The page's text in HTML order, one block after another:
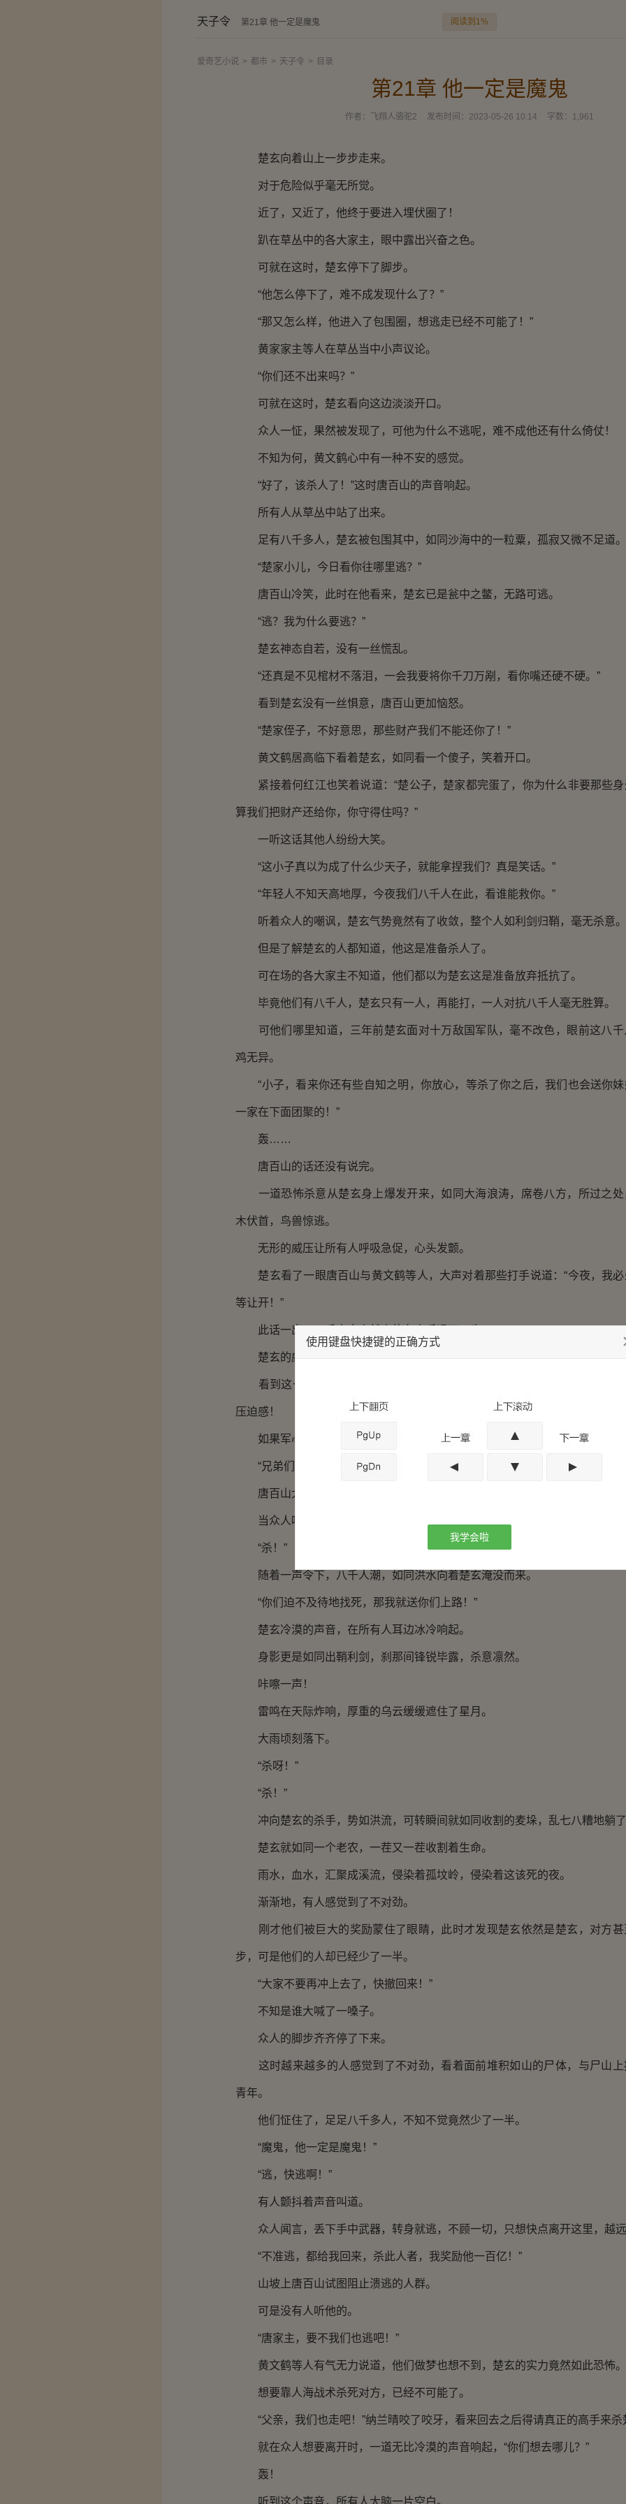
天子令 第21章 他一定是魔鬼 阅读到1%
爱奇艺小说 > 都市 > 天子令 > 目录
第21章 他一定是魔鬼
作者： 飞翔人骆驼2 发布时间： 2023-05-26 10:14 字数： 1,961
楚玄向着山上一步步走来。
对于危险似乎毫无所觉。
近了，又近了，他终于要进入埋伏圈了！
趴在草丛中的各大家主，眼中露出兴奋之色。
可就在这时，楚玄停下了脚步。
“他怎么停下了，难不成发现什么了？”
“那又怎么样，他进入了包围圈，想逃走已经不可能了！”
黄家家主等人在草丛当中小声议论。
“你们还不出来吗？”
可就在这时，楚玄看向这边淡淡开口。
众人一怔，果然被发现了，可他为什么不逃呢，难不成他还有什么倚仗！
不知为何，黄文鹤心中有一种不安的感觉。
“好了，该杀人了！”这时唐百山的声音响起。
所有人从草丛中站了出来。
足有八千多人，楚玄被包围其中，如同沙海中的一粒粟，孤寂又微不足道。
“楚家小儿，今日看你往哪里逃？”
唐百山冷笑，此时在他看来，楚玄已是瓮中之鳖，无路可逃。
“逃？我为什么要逃？”
楚玄神态自若，没有一丝慌乱。
“还真是不见棺材不落泪，一会我要将你千刀万剐，看你嘴还硬不硬。”
看到楚玄没有一丝惧意，唐百山更加恼怒。
“楚家侄子，不好意思，那些财产我们不能还你了！”
黄文鹤居高临下看着楚玄，如同看一个傻子，笑着开口。
紧接着何红江也笑着说道：“楚公子，楚家都完蛋了，你为什么非要那些身
算我们把财产还给你，你守得住吗？”
一听这话其他人纷纷大笑。
“这小子真以为成了什么少天子，就能拿捏我们？真是笑话。”
“年轻人不知天高地厚，今夜我们八千人在此，看谁能救你。”
听着众人的嘲讽，楚玄气势竟然有了收敛，整个人如利剑归鞘，毫无杀意。
但是了解楚玄的人都知道，他这是准备杀人了。
可在场的各大家主不知道，他们都以为楚玄这是准备放弃抵抗了。
毕竟他们有八千人，楚玄只有一人，再能打，一人对抗八千人毫无胜算。
可他们哪里知道，三年前楚玄面对十万敌国军队，毫不改色，眼前这八千
鸡无异。
“小子，看来你还有些自知之明，你放心，等杀了你之后，我们也会送你妹
一家在下面团聚的！”
轰……
唐百山的话还没有说完。
一道恐怖杀意从楚玄身上爆发开来，如同大海浪涛，席卷八方，所过之处
木伏首，鸟兽惊逃。
无形的威压让所有人呼吸急促，心头发颤。
楚玄看了一眼唐百山与黄文鹤等人，大声对着那些打手说道：“今夜，我必
等让开！”
此话一出，八千人中竟然真的有人后退了一步。
楚玄的威势太强了！
看到这一幕，唐百山等人的眼中闪过一丝不妙，楚玄明明只有人，却给人
压迫感！
如果军心散了，他们必死无疑。
“兄弟们，不要被他唬住，他只有一人，我们一起上，杀此人者，赏十亿！”
唐百山大声喝道，楚玄给他们的压力太大了，他不得不许下重诺。
当众人听到赏金后，精神一震，贪婪使得每个人兴奋起来。
“杀！”
随着一声令下，八千人潮，如同洪水向着楚玄淹没而来。
“你们迫不及待地找死，那我就送你们上路！”
楚玄冷漠的声音，在所有人耳边冰冷响起。
身影更是如同出鞘利剑，刹那间锋锐毕露，杀意凛然。
咔嚓一声！
雷鸣在天际炸响，厚重的乌云缓缓遮住了星月。
大雨顷刻落下。
“杀呀！”
“杀！”
冲向楚玄的杀手，势如洪流，可转瞬间就如同收割的麦垛，乱七八糟地躺
楚玄就如同一个老农，一茬又一茬收割着生命。
雨水，血水，汇聚成溪流，侵染着孤坟岭，侵染着这该死的夜。
渐渐地，有人感觉到了不对劲。
刚才他们被巨大的奖励蒙住了眼睛，此时才发现楚玄依然是楚玄，对方甚
步，可是他们的人却已经少了一半。
“大家不要再冲上去了，快撤回来！”
不知是谁大喊了一嗓子。
众人的脚步齐齐停了下来。
这时越来越多的人感觉到了不对劲，看着面前堆积如山的尸体，与尸山上
青年。
他们怔住了，足足八千多人，不知不觉竟然少了一半。
“魔鬼，他一定是魔鬼！”
“逃，快逃啊！”
有人颤抖着声音叫道。
众人闻言，丢下手中武器，转身就逃，不顾一切，只想快点离开这里，越
“不准逃，都给我回来，杀此人者，我奖励他一百亿！”
山坡上唐百山试图阻止溃逃的人群。
可是没有人听他的。
“唐家主，要不我们也逃吧！”
黄文鹤等人有气无力说道，他们做梦也想不到，楚玄的实力竟然如此恐怖。
想要靠人海战术杀死对方，已经不可能了。
“父亲，我们也走吧！”纳兰晴咬了咬牙，看来回去之后得请真正的高手来杀
就在众人想要离开时，一道无比冷漠的声音响起，“你们想去哪儿？”
轰！
听到这个声音，所有人大脑一片空白。
使用键盘快捷键的正确方式
我学会啦